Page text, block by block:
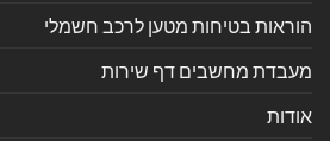
הוראות בטיחות מטען לרכב חשמלי
מעבדת מחשבים דף שירות
אודות